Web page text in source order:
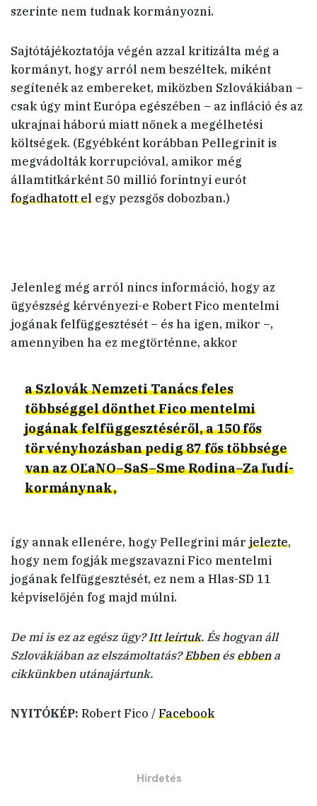
szerinte nem tudnak kormányozni.
Sajtótájékoztatója végén azzal kritizálta még a
kormányt, hogy arról nem beszéltek, miként
segítenék az embereket, miközben Szlovákiában –
csak úgy mint Európa egészében – az infláció és az
ukrajnai háború miatt nőnek a megélhetési
költségek. (Egyébként korábban Pellegrinit is
megvádolták korrupcióval, amikor még
államtitkárként 50 millió forintnyi eurót
fogadhatott el egy pezsgős dobozban.)
Jelenleg még arról nincs információ, hogy az
ügyészség kérvényezi-e Robert Fico mentelmi
jogának felfüggesztését – és ha igen, mikor –,
amennyiben ha ez megtörténne, akkor
a Szlovák Nemzeti Tanács feles
többséggel dönthet Fico mentelmi
jogának felfüggesztéséről, a 150 fős
törvényhozásban pedig 87 fős többsége
van az OĽaNO–SaS–Sme Rodina–Za ľudí-
kormánynak,
így annak ellenére, hogy Pellegrini már jelezte,
hogy nem fogják megszavazni Fico mentelmi
jogának felfüggesztését, ez nem a Hlas-SD 11
képviselőjén fog majd múlni.
De mi is ez az egész ügy?Itt leírtuk. És hogyan áll
Szlovákiában az elszámoltatás?Ebbenésebbena
cikkünkben utánajártunk.
NYITÓKÉP: Robert Fico / Facebook